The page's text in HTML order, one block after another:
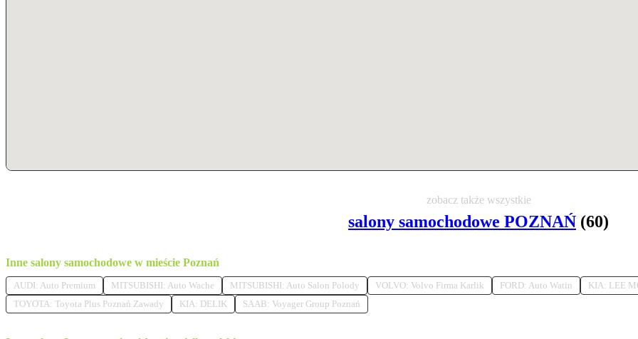
zobacz także wszystkie
salony samochodowe POZNAŃ (60)
Inne salony samochodowe w mieście Poznań
AUDI: Auto Premium MITSUBISHI: Auto Wache MITSUBISHI: Auto Salon Polody VOLVO: Volvo Firma Karlik FORD: Auto Watin KIA: LEE
TOYOTA: Toyota Plus Poznań Zawady
KIA: DELIK SAAB: Voyager Group Poznań